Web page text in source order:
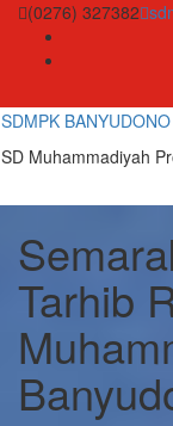
Skip
content
(0276) 327382
SDMPK BANYUDONO
SD Muhammadiyah
Tarhib